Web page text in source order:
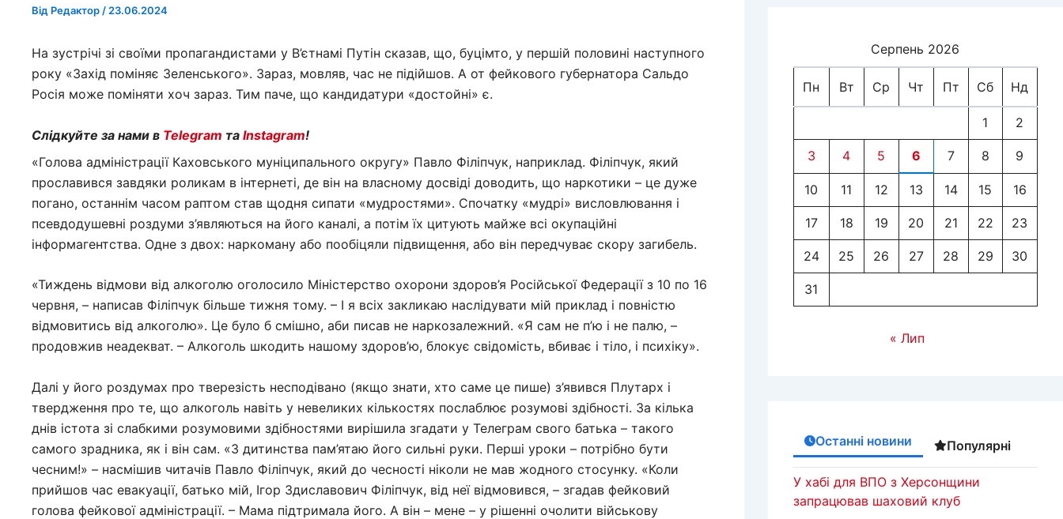
Від Редактор / 23.06.2024
На зустрічі зі своїми пропагандистами у В’єтнамі Путін сказав, що, буцімто, у першій половині наступного
року «Захід поміняє Зеленського». Зараз, мовляв, час не підійшов. А от фейкового губернатора Сальдо
Росія може поміняти хоч зараз. Тим паче, що кандидатури «достойні» є.
Слідкуйте за нами в Telegram та Instagram!
«Голова адміністрації Каховського муніципального округу» Павло Філіпчук, наприклад. Філіпчук, який
прославився завдяки роликам в інтернеті, де він на власному досвіді доводить, що наркотики – це дуже
погано, останнім часом раптом став щодня сипати «мудростями». Спочатку «мудрі» висловлювання і
псевдодушевні роздуми з’являються на його каналі, а потім їх цитують майже всі окупаційні
інформагентства. Одне з двох: наркоману або пообіцяли підвищення, або він передчуває скору загибель.
«Тиждень відмови від алкоголю оголосило Міністерство охорони здоров’я Російської Федерації з 10 по 16
червня, – написав Філіпчук більше тижня тому. – І я всіх закликаю наслідувати мій приклад і повністю
відмовитись від алкоголю». Це було б смішно, аби писав не наркозалежний. «Я сам не п’ю і не палю, –
продовжив неадекват. – Алкоголь шкодить нашому здоров’ю, блокує свідомість, вбиває і тіло, і психіку».
Далі у його роздумах про тверезість несподівано (якщо знати, хто саме це пише) з’явився Плутарх і
твердження про те, що алкоголь навіть у невеликих кількостях послаблює розумові здібності. За кілька
днів істота зі слабкими розумовими здібностями вирішила згадати у Телеграм свого батька – такого
самого зрадника, як і він сам. «З дитинства пам’ятаю його сильні руки. Перші уроки – потрібно бути
чесним!» – насмішив читачів Павло Філіпчук, який до чесності ніколи не мав жодного стосунку. «Коли
прийшов час евакуації, батько мій, Ігор Здиславович Філіпчук, від неї відмовився, – згадав фейковий
голова фейкової адміністрації. – Мама підтримала його. А він – мене – у рішенні очолити військову
Серпень 2026
Пн Вт Ср Чт Пт Сб Нд
1 2
3 4 5 6 7 8 9
10 11 12 13 14 15 16
17 18 19 20 21 22 23
24 25 26 27 28 29 30
31
« Лип
Останні новини Популярні
У хабі для ВПО з Херсонщини
запрацював шаховий клуб